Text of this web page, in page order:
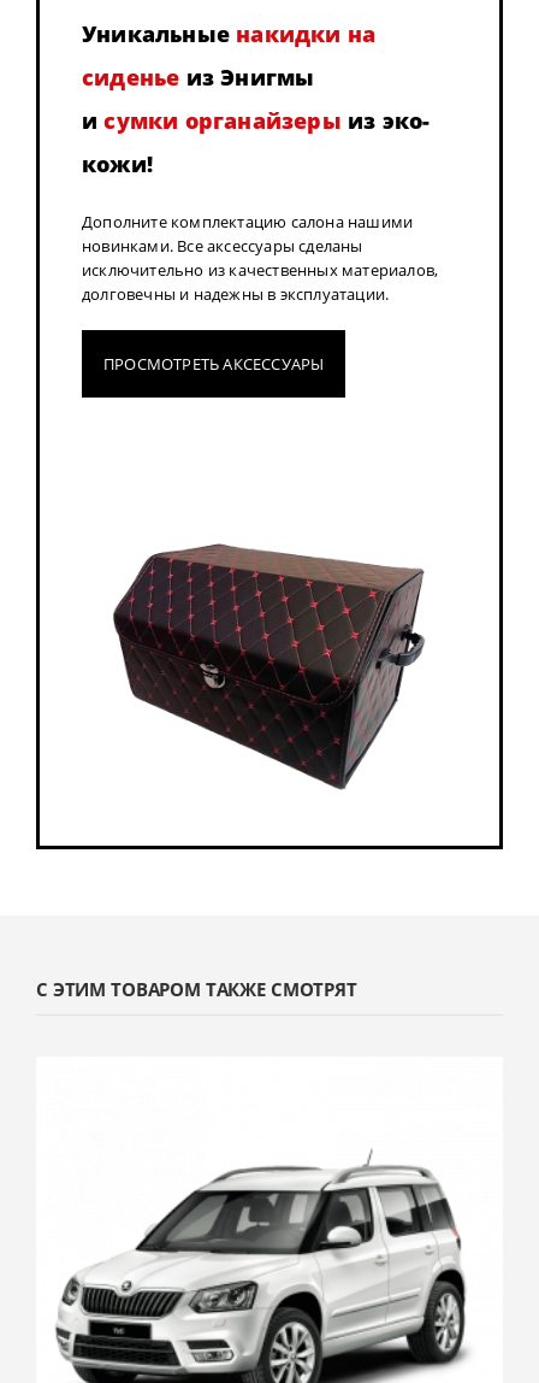
Уникальные накидки на
сиденье из Энигмы
исумки органайзеры из эко-
кожи!
Дополните комплектацию салона нашими
новинками. Все аксессуары сделаны
исключительно из качественных материалов,
долговечны и надежны в эксплуатации.
ПРОСМОТРЕТЬ АКСЕССУАРЫ
С ЭТИМ ТОВАРОМ ТАКЖЕ СМОТРЯТ